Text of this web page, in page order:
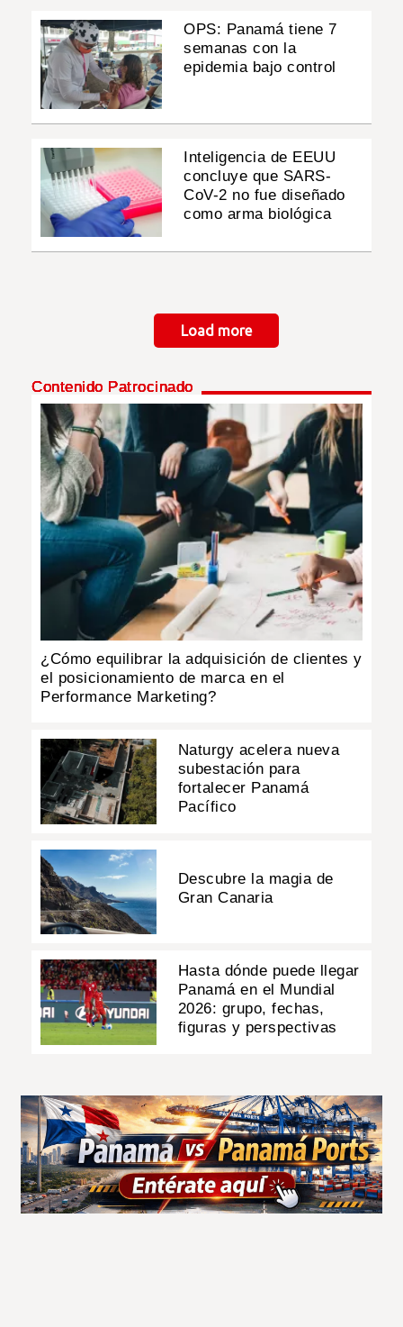
OPS: Panamá tiene 7
semanas con la
epidemia bajo control
Inteligencia de EEUU
concluye que SARS-
CoV-2 no fue diseñado
como arma biológica
Load more
Contenido Patrocinado
¿Cómo equilibrar la adquisición de clientes y
el posicionamiento de marca en el
Performance Marketing?
Naturgy acelera nueva
subestación para
fortalecer Panamá
Pacífico
Descubre la magia de
Gran Canaria
Hasta dónde puede llegar
Panamá en el Mundial
2026: grupo, fechas,
figuras y perspectivas